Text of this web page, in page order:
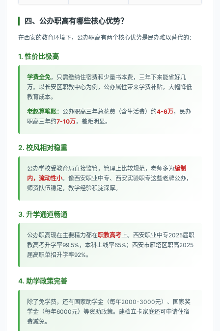
四、公办职高有哪些核心优势？
在西安的教育环境下，公办职高有两个核心优势是民办难以替代的：
1. 性价比极高
学费全免，只需缴纳住宿费和少量书本费，三年下来能省好几
万。以长安区职教中心为例，公办属性带来学费补贴，大幅降低
教育成本。
老赵算笔账： 公办职高三年总花费（含生活费）约4-6万，民办
职高三年约7-10万，差距明显。
2. 校风相对稳重
公办学校受教育局直接监管，管理上比较规范，老师多为编制
内，流动性小。像西安职业中专、西安实验职专这些老牌公办，
师资队伍稳定，教学经验积淀深厚。
3. 升学通道畅通
公办职高现在主要精力都在职教高考上。西安职业中专2025届职
教高考升学率99.5%，本科上线率65%；西安市雁塔区职高2025
届高职单招升学率92%。
4. 助学政策完善
除了免学费，还有国家助学金（每年2000-3000元）、国家奖
学金（每年6000元）等资助政策。建档立卡家庭还可申请住宿
费减免。